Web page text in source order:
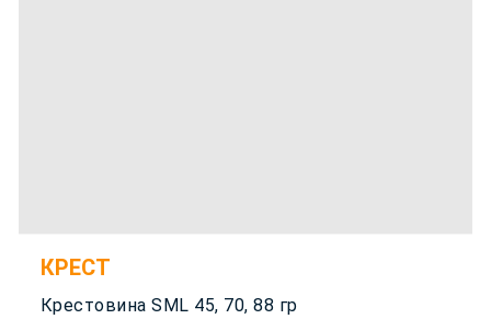
КРЕСТ
Крестовина SML 45, 70, 88 гр